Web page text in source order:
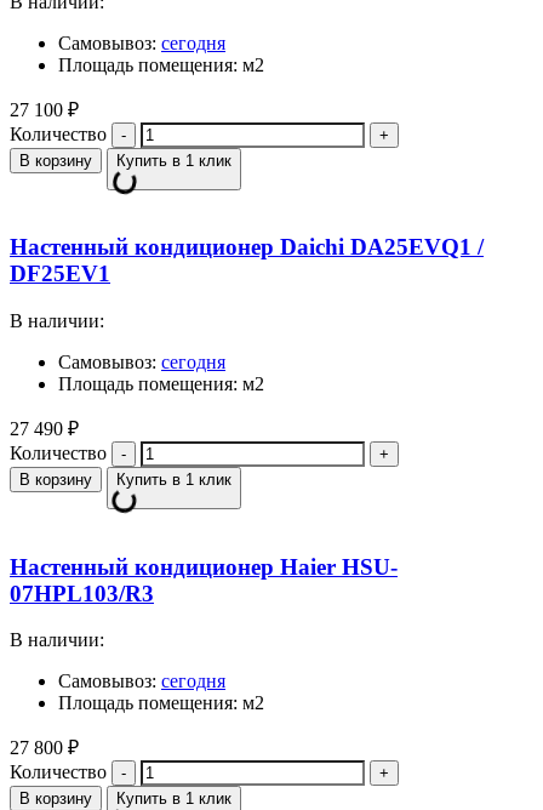
Самовывоз: сегодня
Площадь помещения: м2
27 100 ₽
Количество
В корзину Купить в 1 клик
Настенный кондиционер Daichi DA25EVQ1 /
DF25EV1
В наличии:
Самовывоз: сегодня
Площадь помещения: м2
27 490 ₽
Количество
В корзину Купить в 1 клик
Настенный кондиционер Haier HSU-
07HPL103/R3
В наличии:
Самовывоз: сегодня
Площадь помещения: м2
27 800 ₽
Количество
В корзину Купить в 1 клик